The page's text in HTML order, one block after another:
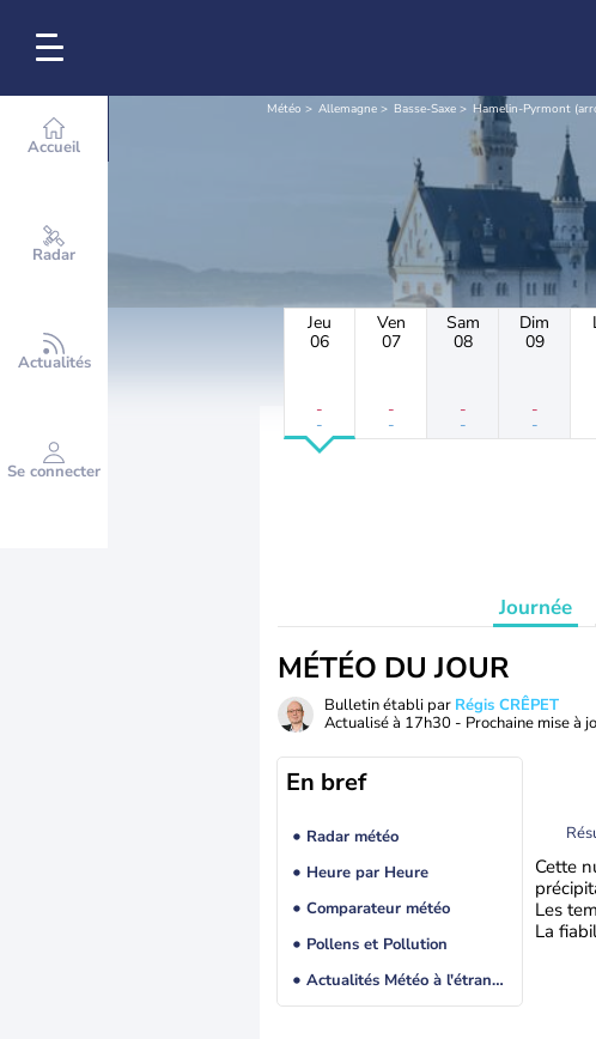
Accueil
Radar
Actualités
Se connecter
Météo Allemagne Basse-Saxe Hamelin-Pyrmont
Jeu
06
-
-
Ven
07
-
-
Sam
08
-
-
Dim
09
-
-
Journée
MÉTÉO DU JOUR
Bulletin établi par Régis CRÊPET
Actualisé à 17h30 - Prochaine mise à
En bref
Radar météo
Heure par Heure
Comparateur météo
Pollens et Pollution
Actualités Météo à l'étranger
Cette
Les
La